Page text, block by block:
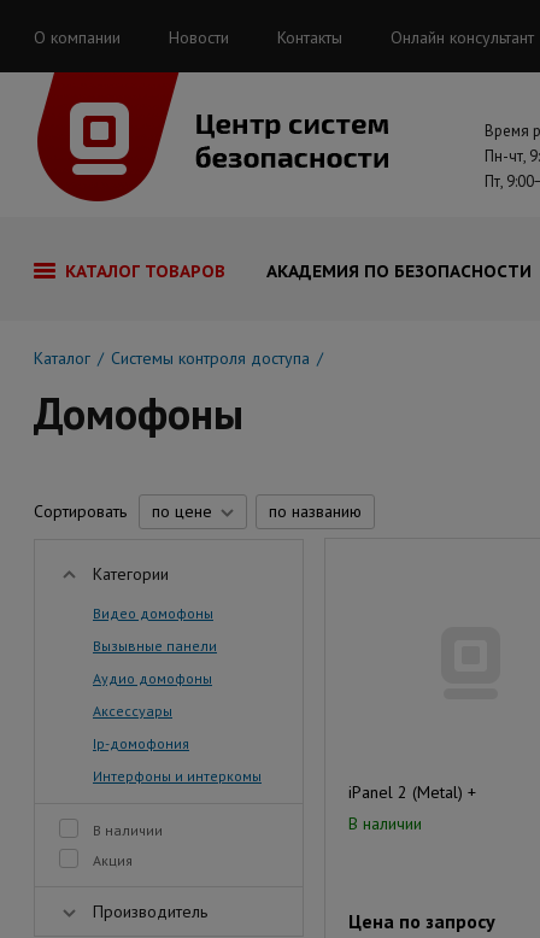
О компании Новости Контакты Онлайн консультант
Время
Пн-чт,
Пт,
КАТАЛОГ ТОВАРОВ АКАДЕМИЯ ПО БЕЗОПАСНОСТИ
Каталог Системы контроля доступа
Домофоны
Сортировать по цене по названию
Категории
Видео домофоны
Вызывные панели
Аудио домофоны
Аксессуары
Ip-домофония
Интерфоны и интеркомы
В наличии
Акция
Производитель
iPanel 2 (Metal) +
В наличии
Цена по запросу